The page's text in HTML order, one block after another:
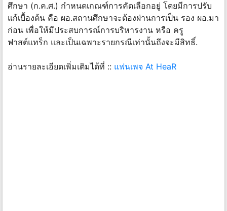
ศึกษา (ก.ค.ศ.) กำหนดเกณฑ์การคัดเลือกอยู่ โดยมีการปรับ
แก้เบื้องต้น คือ ผอ.สถานศึกษาจะต้องผ่านการเป็น รอง ผอ.มา
ก่อน เพื่อให้มีประสบการณ์การบริหารงาน หรือ ครู
ฟาสต์แทร็ก และเป็นเฉพาะรายกรณีเท่านั้นถึงจะมีสิทธิ์.
อ่านรายละเอียดเพิ่มเติมได้ที่ :: แฟนเพจ At HeaR